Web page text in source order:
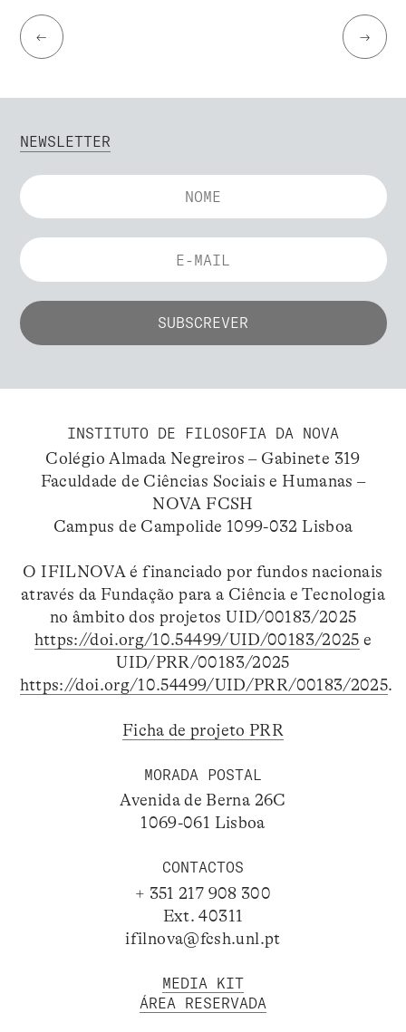
← →
NEWSLETTER
INSTITUTO DE FILOSOFIA DA NOVA
Colégio Almada Negreiros – Gabinete 319
Faculdade de Ciências Sociais e Humanas –
NOVA FCSH
Campus de Campolide 1099-032 Lisboa
O IFILNOVA é financiado por fundos nacionais
através da Fundação para a Ciência e Tecnologia
no âmbito dos projetos UID/00183/2025
https://doi.org/10.54499/UID/00183/2025 e
UID/PRR/00183/2025
https://doi.org/10.54499/UID/PRR/00183/2025.
Ficha de projeto PRR
MORADA POSTAL
Avenida de Berna 26C
1069-061 Lisboa
CONTACTOS
+ 351 217 908 300
Ext. 40311
ifilnova@fcsh.unl.pt
MEDIA KIT
ÁREA RESERVADA